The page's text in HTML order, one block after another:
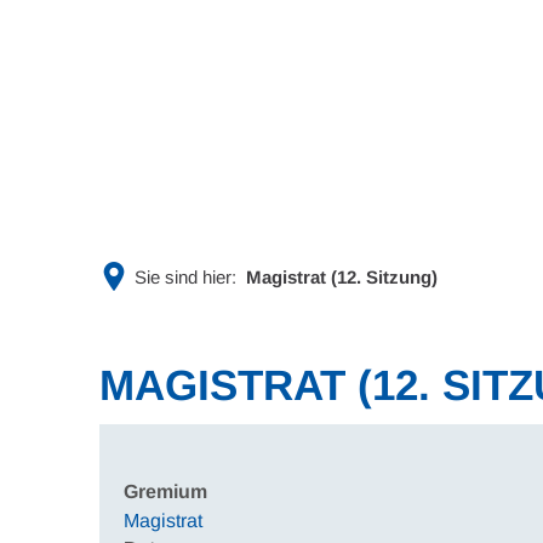
Sie sind hier: Magistrat (12. Sitzung)
MAGISTRAT (12.
Gremium
Magistrat